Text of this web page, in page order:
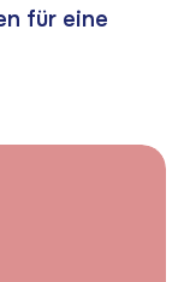
für eine